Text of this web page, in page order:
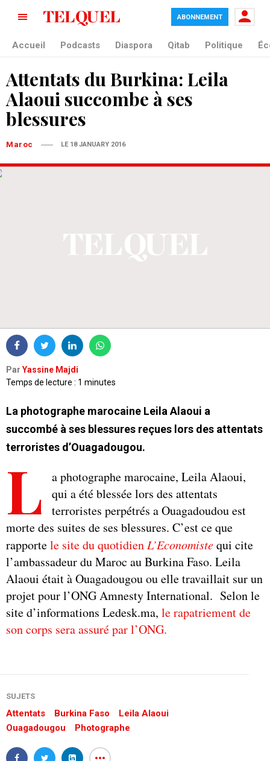
ABONNEMENT
Accueil Podcasts Diaspora Qitab Politique
Attentats du Burkina: Leila
Alaoui succombe à ses
blessures
Maroc LE 18 JANUARY 2016
Par Yassine Majdi
Temps de lecture : 1 minutes
La photographe marocaine Leila Alaoui a
succombé à ses blessures reçues lors des attentats
terroristes d’Ouagadougou.
L
a photographe marocaine, Leila Alaoui,
qui a été blessée lors des attentats
terroristes perpétrés a Ouagadoudou est
morte des suites de ses blessures. C’est ce que
rapportele site du quotidien L’Economistequi cite
l’ambassadeur du Maroc au Burkina Faso. Leila
Alaoui était à Ouagadougou ou elle travaillait sur un
projet pour l’ONG Amnesty International. Selon le
site d’informations Ledesk.ma, le rapatriement de
son corps sera assuré par l’ONG.
SUJETS
Attentats Burkina Faso
Leila Alaoui
Ouagadougou
Photographe